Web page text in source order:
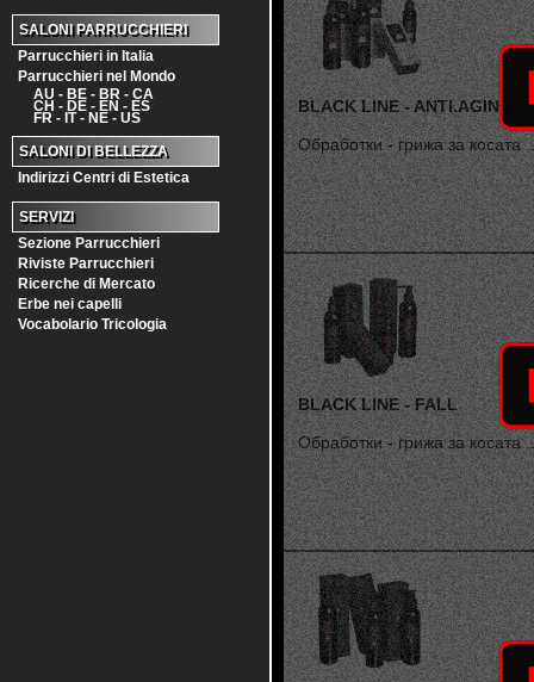
SALONI PARRUCCHIERI
Parrucchieri in Italia
Parrucchieri nel Mondo
AU - BE - BR - CA
CH - DE - EN - ES
FR - IT - NE - US
SALONI DI BELLEZZA
Indirizzi Centri di Estetica
SERVIZI
Sezione Parrucchieri
Riviste Parrucchieri
Ricerche di Mercato
Erbe nei capelli
Vocabolario Tricologia
BLACK LINE - ANTI.AGING
Обработки - грижа за косата
BLACK LINE - FALL
Обработки - грижа за косата